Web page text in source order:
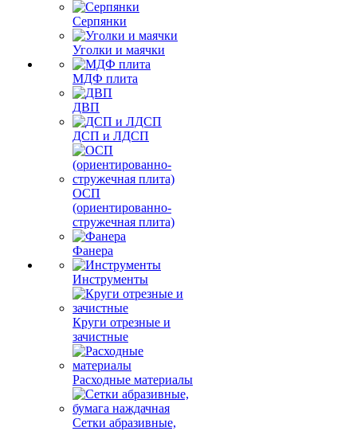
Серпянки
Уголки и маячки
МДФ плита
ДВП
ДСП и ЛДСП
ОСП
(ориентированно-
стружечная плита)
Фанера
Инструменты
Круги отрезные и
зачистные
Расходные материалы
Сетки абразивные,